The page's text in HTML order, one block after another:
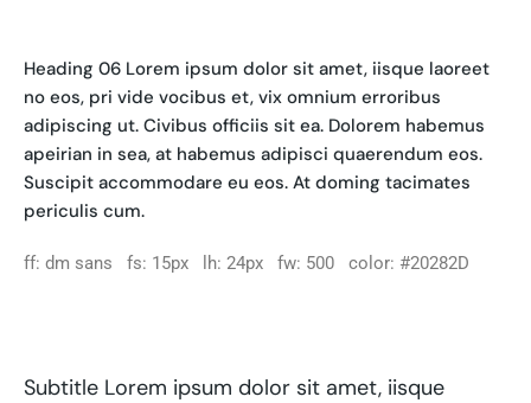
Heading 06 Lorem ipsum dolor sit amet, iisque laoreet
no eos, pri vide vocibus et, vix omnium erroribus
adipiscing ut. Civibus officiis sit ea. Dolorem habemus
apeirian in sea, at habemus adipisci quaerendum eos.
Suscipit accommodare eu eos. At doming tacimates
periculis cum.
ff: dm sans fs: 15px lh: 24px fw: 500 color: #20282D
Subtitle Lorem ipsum dolor sit amet, iisque